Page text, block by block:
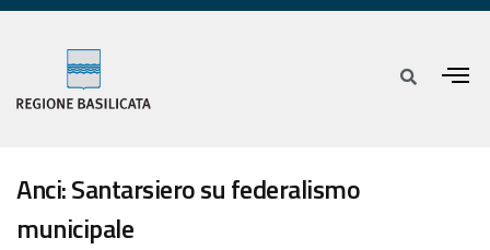
Anci: Santarsiero su federalismo
municipale